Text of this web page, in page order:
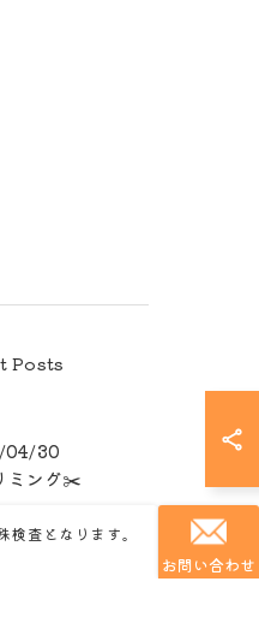
Posts
04/30
ミング✂️
査となります。
お問い合わせ